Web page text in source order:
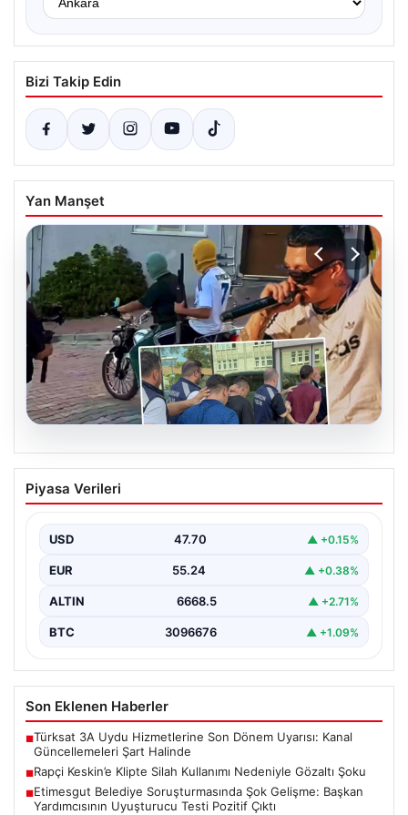
Bizi Takip Edin
Yan Manşet
06.08.2026
Rapçi Keskin’e Klipte Silah Kullanımı
Nedeniyle Gözaltı Şoku
gerçekleştirdiği klip çekimi sırasında silah kullanımı…
Piyasa Verileri
USD 47.70 ▲ +0.15%
EUR 55.24 ▲ +0.38%
ALTIN 6668.5 ▲ +2.71%
BTC 3096676 ▲ +1.09%
Son Eklenen Haberler
■Türksat 3A Uydu Hizmetlerine Son Dönem Uyarısı: Kanal
Güncellemeleri Şart Halinde
■Rapçi Keskin’e Klipte Silah Kullanımı Nedeniyle Gözaltı Şoku
■Etimesgut Belediye Soruşturmasında Şok Gelişme: Başkan
Yardımcısının Uyuşturucu Testi Pozitif Çıktı